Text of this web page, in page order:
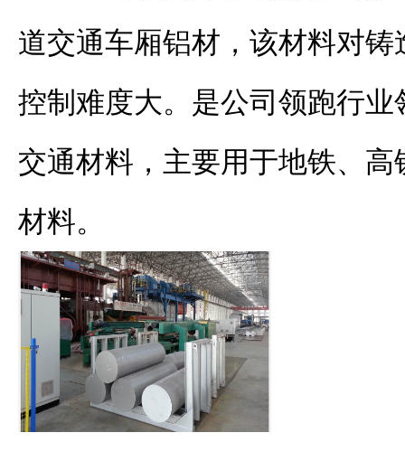
道交通车厢铝材，该材料对
控制难度大。是公司领跑行
交通材料，主要用于地铁、
材料。